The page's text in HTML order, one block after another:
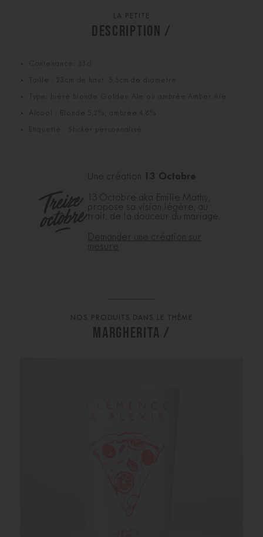
LA PETITE
DESCRIPTION /
Taille : 23cm de haut, 5,5cm de diamètre
Type: bière blonde Golden Ale ou ambrée Amber Ale
Alcool : Blonde 5,2%, ambrée 4,8%
Une création 13 Octobre
13 Octobre aka Emilie Mathy,
propose sa vision légère, au
trait, de la douceur du mariage.
Demander une création sur
mesure
NOS PRODUITS DANS LE THÈME
MARGHERITA /